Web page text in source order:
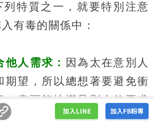
列特質之一，就要特別注意
有毒的關係中：
他人需求： 因為太在意別人
期望，所以總想著要避免衝
、盡可能地滿足別人的要求
即使要犧牲自己的利益和幸